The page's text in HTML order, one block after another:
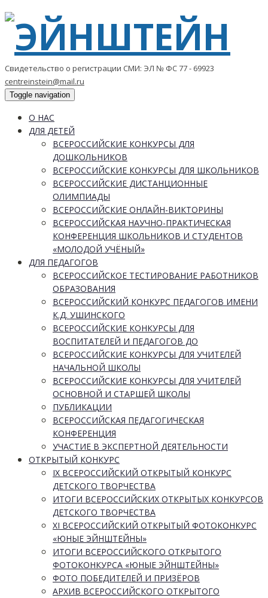
Свидетельство о регистрации СМИ: ЭЛ № ФС 77 - 69923
centreinstein@mail.ru
Toggle navigation
О НАС
ДЛЯ ДЕТЕЙ
ВСЕРОССИЙСКИЕ КОНКУРСЫ ДЛЯ
ДОШКОЛЬНИКОВ
ВСЕРОССИЙСКИЕ КОНКУРСЫ ДЛЯ ШКОЛЬНИКОВ
ВСЕРОССИЙСКИЕ ДИСТАНЦИОННЫЕ
ОЛИМПИАДЫ
ВСЕРОССИЙСКИЕ ОНЛАЙН-ВИКТОРИНЫ
ВСЕРОССИЙСКАЯ НАУЧНО-ПРАКТИЧЕСКАЯ
КОНФЕРЕНЦИЯ ШКОЛЬНИКОВ И СТУДЕНТОВ
«МОЛОДОЙ УЧЁНЫЙ»
ДЛЯ ПЕДАГОГОВ
ВСЕРОССИЙСКОЕ ТЕСТИРОВАНИЕ РАБОТНИКОВ
ОБРАЗОВАНИЯ
ВСЕРОССИЙСКИЙ КОНКУРС ПЕДАГОГОВ ИМЕНИ
К.Д. УШИНСКОГО
ВСЕРОССИЙСКИЕ КОНКУРСЫ ДЛЯ
ВОСПИТАТЕЛЕЙ И ПЕДАГОГОВ ДО
ВСЕРОССИЙСКИЕ КОНКУРСЫ ДЛЯ УЧИТЕЛЕЙ
НАЧАЛЬНОЙ ШКОЛЫ
ВСЕРОССИЙСКИЕ КОНКУРСЫ ДЛЯ УЧИТЕЛЕЙ
ОСНОВНОЙ И СТАРШЕЙ ШКОЛЫ
ПУБЛИКАЦИИ
ВСЕРОССИЙСКАЯ ПЕДАГОГИЧЕСКАЯ
КОНФЕРЕНЦИЯ
УЧАСТИЕ В ЭКСПЕРТНОЙ ДЕЯТЕЛЬНОСТИ
ОТКРЫТЫЙ КОНКУРС
IX ВСЕРОССИЙСКИЙ ОТКРЫТЫЙ КОНКУРС
ДЕТСКОГО ТВОРЧЕСТВА
ИТОГИ ВСЕРОССИЙСКИХ ОТКРЫТЫХ КОНКУРСОВ
ДЕТСКОГО ТВОРЧЕСТВА
XI ВСЕРОССИЙСКИЙ ОТКРЫТЫЙ ФОТОКОНКУРС
«ЮНЫЕ ЭЙНШТЕЙНЫ»
ИТОГИ ВСЕРОССИЙСКОГО ОТКРЫТОГО
ФОТОКОНКУРСА «ЮНЫЕ ЭЙНШТЕЙНЫ»
ФОТО ПОБЕДИТЕЛЕЙ И ПРИЗЁРОВ
АРХИВ ВСЕРОССИЙСКОГО ОТКРЫТОГО